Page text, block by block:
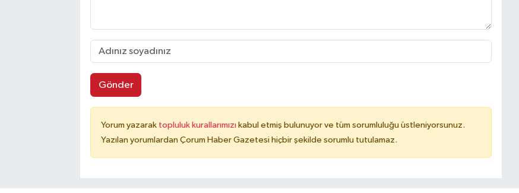
Gönder
Yorum yazarak topluluk kurallarımızı kabul etmiş bulunuyor ve tüm sorumluluğu üstleniyorsunuz.
Yazılan yorumlardan Çorum Haber Gazetesi hiçbir şekilde sorumlu tutulamaz.